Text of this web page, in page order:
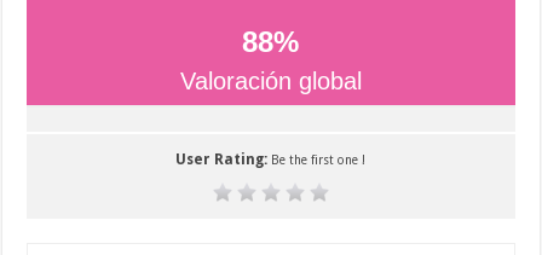
88%
Valoración global
User Rating: Be the first one !